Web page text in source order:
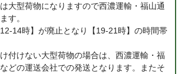
大型荷物になりますので西濃運輸・福山通
す。
14時】が廃止となり【19-21時】の時間帯
付けない大型荷物の場合は、西濃運輸・福
どの運送会社での発送となります。またそ